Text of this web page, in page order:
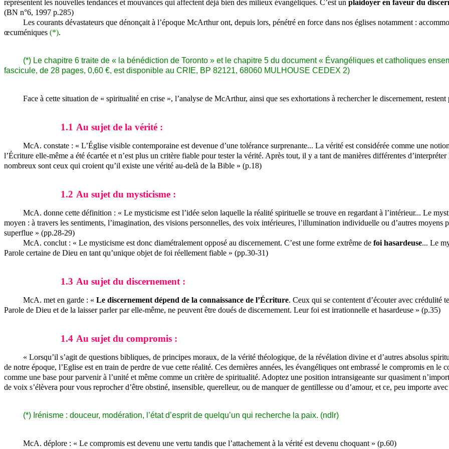
représentent les nouvelles tendances et mouvances qui affectent déjà bien des milieux évangéliques. C’est un plaidoyer en faveur du
(BN n°6, 1997 p.285)
Les courants dévastateurs que dénonçait à l’époque McArthur ont, depuis lors, pénétré en force dans nos églises notamment :
œcuméniques (*).
(*) Le chapitre 6 traite de « la bénédiction de Toronto » et le chapitre 5 du document « Évangéliques et catholiques
fascicule, de 28 pages, 0,60 €, est disponible au CRIE, BP 82121, 68060 MULHOUSE CEDEX 2)
Face à cette situation de « spiritualité en crise », l’analyse de McArthur, ainsi que ses exhortations à rechercher le discernement,
1.1 Au sujet de la vérité :
McA. constate : « L’Église visible contemporaine est devenue d’une tolérance surprenante... La vérité est considérée comme une
l’Écriture elle-même a été écartée et n’est plus un critère fiable pour tester la vérité. Après tout, il y a tant de manières différentes
nombreux sont ceux qui croient qu’il existe une vérité au-delà de la Bible » (p.18)
1.2 Au sujet du mysticisme :
McA. donne cette définition : « Le mysticisme est l’idée selon laquelle la réalité spirituelle se trouve en regardant à l’intérieur... Le
moyen : à travers les sentiments, l’imagination, des visions personnelles, des voix intérieures, l’illumination individuelle ou d’autres
superflue » (pp.28-29)
McA. conclut : « Le mysticisme est donc diamétralement opposé au discernement. C’est une forme extrême de foi hasardeuse... Le
Parole certaine de Dieu en tant qu’unique objet de foi réellement fiable » (pp.30-31)
1.3 Au sujet du discernement :
McA. met en garde : « Le discernement dépend de la connaissance de l’Écriture. Ceux qui se contentent d’écouter avec crédulité
Parole de Dieu et de la laisser parler par elle-même, ne peuvent être doués de discernement. Leur foi est irrationnelle et hasardeuse » (p.35)
1.4 Au sujet du compromis :
« Lorsqu’il s’agit de questions bibliques, de principes moraux, de la vérité théologique, de la révélation divine et d’autres absolus
de notre époque, l’Eglise est en train de perdre de vue cette réalité. Ces dernières années, les évangéliques ont embrassé le compromis en
comme une base pour parvenir à l’unité et même comme un critère de spiritualité. Adoptez une position intransigeante sur quasiment
de voix s’élèvera pour vous reprocher d’être obstiné, insensible, querelleur, ou de manquer de gentillesse ou d’amour, et ce, peu importe
(*) Irénisme : douceur, modération, l’état d’esprit de quelqu’un qui recherche la paix. (ndlr)
McA. déplore : « Le compromis est devenu une vertu tandis que l’attachement à la vérité est devenu choquant » (p.60)